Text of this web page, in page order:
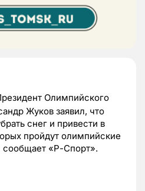
Олимпийского
Жуков заявил, что
снег и привести в
пройдут олимпийские
сообщает «Р-Спорт».